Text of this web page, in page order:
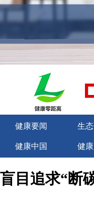
健康要闻 生
健康中国 健
盲目追求“断